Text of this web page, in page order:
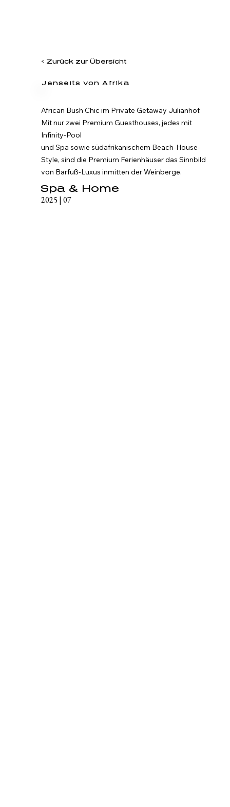
< Zurück zur Übersicht
Jenseits von Afrika
African Bush Chic im Private Getaway Julianhof.
Mit nur zwei Premium Guesthouses, jedes mit
Infinity-Pool
und Spa sowie südafrikanischem Beach-House-
Style, sind die Premium Ferienhäuser das Sinnbild
von Barfuß-Luxus inmitten der Weinberge.
Spa & Home
2025 | 07